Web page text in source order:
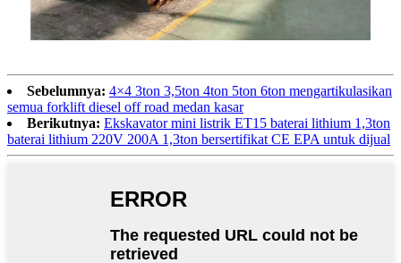
Sebelumnya: 4×4 3ton 3,5ton 4ton 5ton 6ton mengartikulasikan
semua forklift diesel off road medan kasar
Berikutnya: Ekskavator mini listrik ET15 baterai lithium 1,3ton
baterai lithium 220V 200A 1,3ton bersertifikat CE EPA untuk dijual